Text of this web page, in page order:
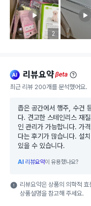
리뷰 이미지 등록 개
2
ai 리뷰요약beta
최근 리뷰 200개를 분석했어요.
좁은 공간에서 행주, 수건
다. 견고한 스테인리스 재
인 관리가 가능합니다. 가
다는 후기가 많습니다. 설
있을 수 있습니다.
AI 리뷰요약이 유용했나요?
리뷰요약은 상품의 의학적
상품설명을 참고해 주세요.